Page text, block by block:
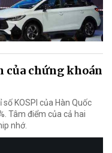
của chứng khoán
KOSPI của Hàn Quốc
Tâm điểm của cả hai
nhớ.